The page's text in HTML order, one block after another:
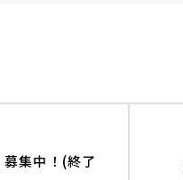
集中！(終了